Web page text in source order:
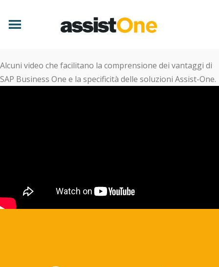
Alcuni video che facilitano la comprensione dei vantaggi di
SAP Business One e la specificità delle soluzioni Assist-One.